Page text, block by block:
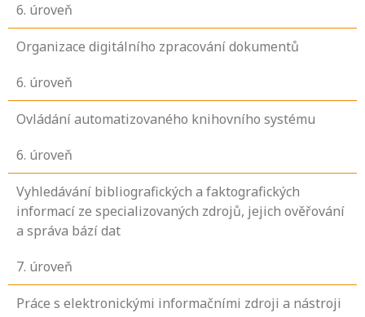
6. úroveň
Organizace digitálního zpracování dokumentů
6. úroveň
Ovládání automatizovaného knihovního systému
6. úroveň
Vyhledávání bibliografických a faktografických
informací ze specializovaných zdrojů, jejich ověřování
a správa bází dat
7. úroveň
Práce s elektronickými informačními zdroji a nástroji